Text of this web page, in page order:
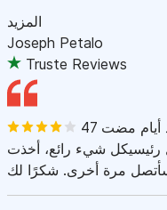
المزيد
Joseph Petalo
Truste Reviews
أيام مضت
شيء رائع، أخذت